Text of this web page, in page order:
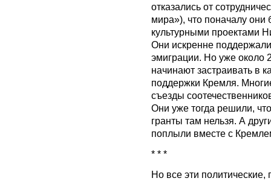
отказались от
мира»), что поначалу
культурными проектами
Они искренне
эмиграции. Но уже около
начинают застраивать в
поддержки Кремля.
съезды
Они уже тогда решили,
гранты там нельзя. А
поплыли вместе с
* * *
Но все эти